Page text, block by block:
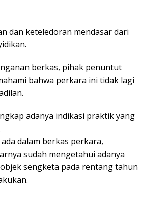
dan keteledoran mendasar dari
berkas, pihak penuntut
bahwa perkara ini tidak lagi
adanya indikasi praktik yang
dalam berkas perkara,
sudah mengetahui adanya
sengketa pada rentang tahun